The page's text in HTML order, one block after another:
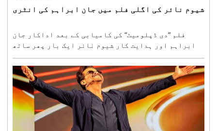
شیوم نائر کی اگلی فلم میں جان ابراہم کی انٹری
فلم ”دی ڈپلومیٹ“ کی کامیابی کے بعد اداکار جان
ابراہم اور ہدایت کار شیوم نائر ایک بار پھر ساتھ
مل کر کام کرنے جا رہے ہیں۔ یہ جوڑی اب ایک بڑے ٹو-
ہیرو ایکشن تھریلر کے لیے ہاتھ ملا رہی ہے۔ فلم میں
زبردست ایکشن اور تھریلر دیکھنے کو ملے گا۔ تاہم،
پروجیک..